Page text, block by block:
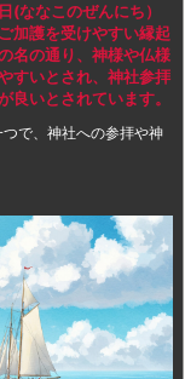
ななこのぜんにち）
加護を受けやすい縁起
名の通り、神様や仏様
すいとされ、神社参拝
良いとされています。
で、神社への参拝や神